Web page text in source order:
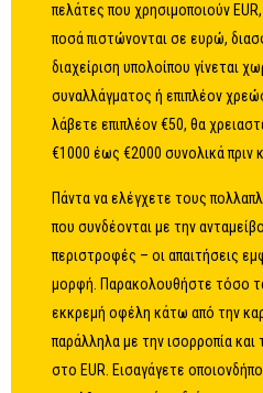
πελάτες που χρησιμοποιούν
ποσά πιστώνονται σε ευρώ,
διαχείριση υπολοίπου γίνεται
συναλλάγματος ή επιπλέον
λάβετε επιπλέον €50, θα
€1000 έως €2000 συνολικά πριν
Πάντα να ελέγχετε τους
που συνδέονται με την
περιστροφές – οι απαιτήσεις
μορφή. Παρακολουθήστε τόσο
εκκρεμή οφέλη κάτω από την
παράλληλα με την ισορροπία
στο EUR. Εισαγάγετε